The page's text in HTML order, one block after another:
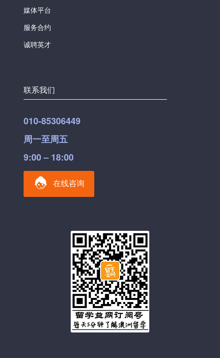
媒体平台
服务合约
诚聘英才
联系我们
010-85306449
周一至周五
9:00 – 18:00
在线咨询